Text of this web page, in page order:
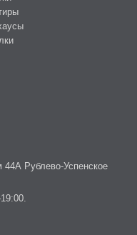
Рублево-Успенское